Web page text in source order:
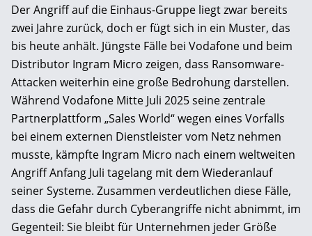
Der Angriff auf die Einhaus-Gruppe liegt zwar bereits
zwei Jahre zurück, doch er fügt sich in ein Muster, das
bis heute anhält. Jüngste Fälle bei Vodafone und beim
Distributor Ingram Micro zeigen, dass Ransomware-
Attacken weiterhin eine große Bedrohung darstellen.
Während Vodafone Mitte Juli 2025 seine zentrale
Partnerplattform „Sales World“ wegen eines Vorfalls
bei einem externen Dienstleister vom Netz nehmen
musste, kämpfte Ingram Micro nach einem weltweiten
Angriff Anfang Juli tagelang mit dem Wiederanlauf
seiner Systeme. Zusammen verdeutlichen diese Fälle,
dass die Gefahr durch Cyberangriffe nicht abnimmt, im
Gegenteil: Sie bleibt für Unternehmen jeder Größe